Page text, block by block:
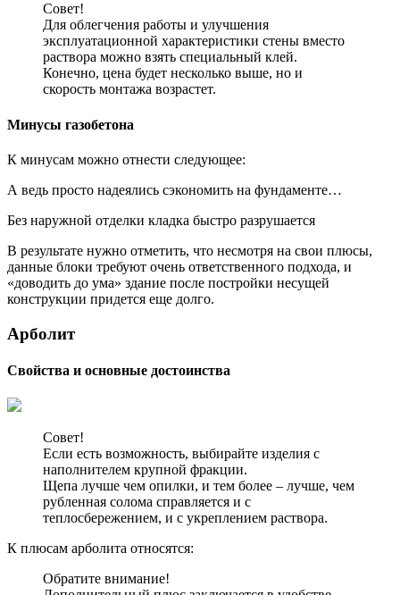
Совет!
Для облегчения работы и улучшения
эксплуатационной характеристики стены вместо
раствора можно взять специальный клей.
Конечно, цена будет несколько выше, но и
скорость монтажа возрастет.
Минусы газобетона
К минусам можно отнести следующее:
А ведь просто надеялись сэкономить на фундаменте…
Без наружной отделки кладка быстро разрушается
В результате нужно отметить, что несмотря на свои плюсы,
данные блоки требуют очень ответственного подхода, и
«доводить до ума» здание после постройки несущей
конструкции придется еще долго.
Арболит
Свойства и основные достоинства
Совет!
Если есть возможность, выбирайте изделия с
наполнителем крупной фракции.
Щепа лучше чем опилки, и тем более – лучше, чем
рубленная солома справляется и с
теплосбережением, и с укреплением раствора.
К плюсам арболита относятся:
Обратите внимание!